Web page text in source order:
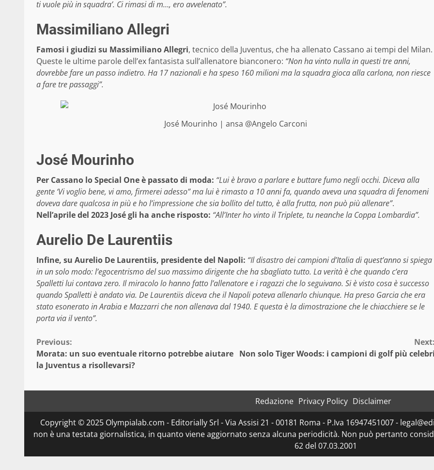
ti vuole più in squadra’. Ci rimasi di m…, ero avvelenato”.
Massimiliano Allegri
Famosi i giudizi su Massimiliano Allegri, tecnico della Juventus, che ha allenato Cassano ai tempi del Milan.
Queste le ultime parole dell’ex fantasista sull’allenatore bianconero: “Non ha vinto nulla in questi tre anni,
dovrebbe fare un passo indietro. Ha 17 nazionali e ha speso 160 milioni ma la squadra gioca alla carlona, non riesce
a fare tre passaggi”.
José Mourinho | ansa @Angelo Carconi
José Mourinho
Per Cassano lo Special One è passato di moda: “Lui è bravo a parlare e buttare fumo negli occhi. Diceva alla
gente ‘Vi voglio bene, vi amo, firmerei adesso” ma lui è rimasto a 10 anni fa, quando aveva una squadra di fenomeni
doveva dare qualcosa in più e ho l’impressione che sia bollito del tutto, è alla frutta, non può più allenare”.
Nell’aprile del 2023 José gli ha anche risposto: “All’Inter ho vinto il Triplete, tu neanche la Coppa Lombardia”.
Aurelio De Laurentiis
Infine, su Aurelio De Laurentiis, presidente del Napoli: “Il disastro dei campioni d’Italia di quest’anno si spiega
in un solo modo: l’egocentrismo del suo massimo dirigente che ha sbagliato tutto. La verità è che quando c’era
Spalletti lui contava zero. Il miracolo lo hanno fatto l’allenatore e i ragazzi che lo seguivano. Si è visto cosa è successo
quando Spalletti è andato via. De Laurentiis diceva che il Napoli poteva allenarlo chiunque. Ha preso Garcia che era
stato esonerato in Arabia e Mazzarri che non allenava dal 1940. E questa è la dimostrazione che le chiacchiere se le
porta via il vento”.
Continue
Reading
Previous:
Morata: un suo eventuale ritorno potrebbe aiutare
la Juventus a risollevarsi?
Non solo Tiger Woods: i campioni di golf più
Redazione Privacy Policy Disclaimer
Copyright © 2025 Olympialab.com - Editorially Srl - Via Assisi 21 - 00181 Roma - P.Iva 16947451007 -
non è una testata giornalistica, in quanto viene aggiornato senza alcuna periodicità. Non può pertanto
62 del 07.03.2001